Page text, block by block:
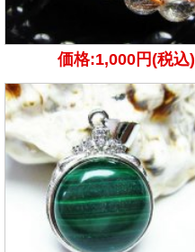
価格:1,000円(税込)